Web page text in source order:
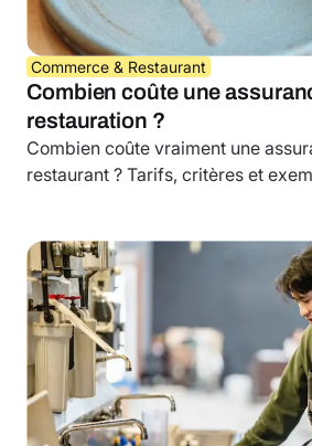
Commerce & Restaurant
Combien coûte une
restauration ?
Combien coûte vraiment une
restaurant ? Tarifs, critères et